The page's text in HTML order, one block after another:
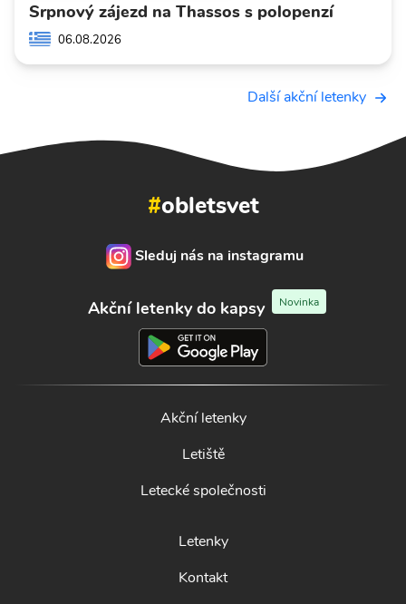
Srpnový zájezd na Thassos s polopenzí
06.08.2026
Další akční letenky
#obletsvet
Sleduj nás na instagramu
Akční letenky do kapsy Novinka
Akční letenky
Letiště
Letecké společnosti
Letenky
Kontakt